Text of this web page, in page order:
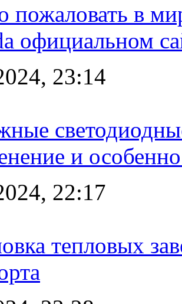
пожаловать в
официальном
23:14
и
22:17
тепловых